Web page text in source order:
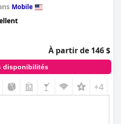
Mobile
À partir de 146 $
disponibilités
+4